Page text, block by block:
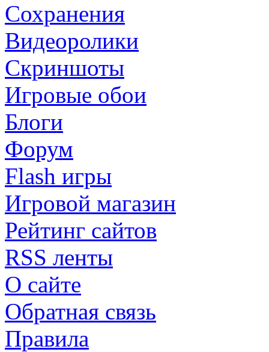
Сохранения
Видеоролики
Скриншоты
Игровые обои
Блоги
Форум
Flash игры
Игровой магазин
Рейтинг сайтов
RSS ленты
О сайте
Обратная связь
Правила